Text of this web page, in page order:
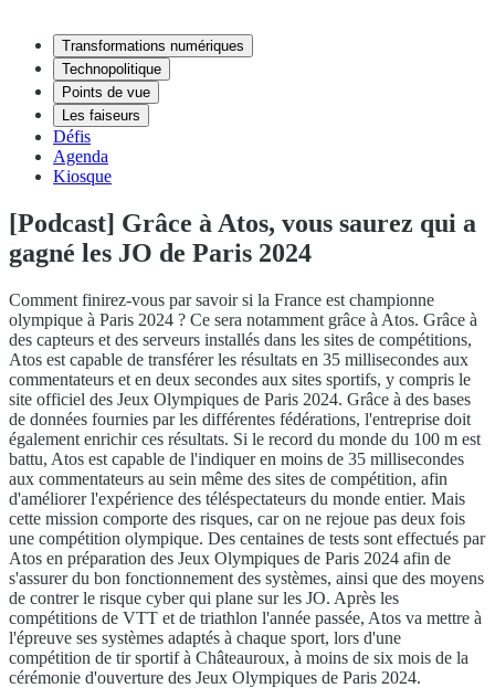
Transformations numériques
Technopolitique
Points de vue
Les faiseurs
Défis
Agenda
Kiosque
[Podcast] Grâce à Atos, vous saurez qui a
gagné les JO de Paris 2024
Comment finirez-vous par savoir si la France est championne
olympique à Paris 2024 ? Ce sera notamment grâce à Atos. Grâce à
des capteurs et des serveurs installés dans les sites de compétitions,
Atos est capable de transférer les résultats en 35 millisecondes aux
commentateurs et en deux secondes aux sites sportifs, y compris le
site officiel des Jeux Olympiques de Paris 2024. Grâce à des bases
de données fournies par les différentes fédérations, l'entreprise doit
également enrichir ces résultats. Si le record du monde du 100 m est
battu, Atos est capable de l'indiquer en moins de 35 millisecondes
aux commentateurs au sein même des sites de compétition, afin
d'améliorer l'expérience des téléspectateurs du monde entier. Mais
cette mission comporte des risques, car on ne rejoue pas deux fois
une compétition olympique. Des centaines de tests sont effectués par
Atos en préparation des Jeux Olympiques de Paris 2024 afin de
s'assurer du bon fonctionnement des systèmes, ainsi que des moyens
de contrer le risque cyber qui plane sur les JO. Après les
compétitions de VTT et de triathlon l'année passée, Atos va mettre à
l'épreuve ses systèmes adaptés à chaque sport, lors d'une
compétition de tir sportif à Châteauroux, à moins de six mois de la
cérémonie d'ouverture des Jeux Olympiques de Paris 2024.